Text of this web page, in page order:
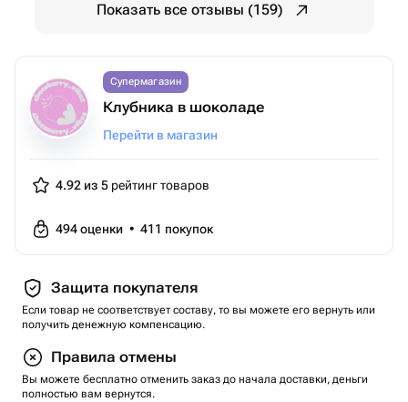
Показать все отзывы (159)
Супермагазин
Клубника в шоколаде
Перейти в магазин
4.92 из 5 рейтинг товаров
494оценки • 411 покупок
Защита покупателя
Если товар не соответствует составу, то вы можете его вернуть или
получить денежную компенсацию.
Правила отмены
Вы можете бесплатно отменить заказ до начала доставки, деньги
полностью вам вернутся.